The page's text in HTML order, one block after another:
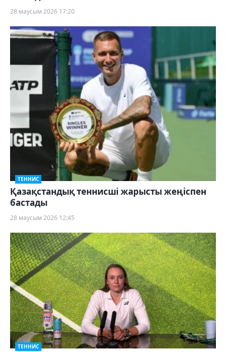
28 маусым 2026 17:20
ТЕННИС
Қазақстандық теннисші жарысты жеңіспен
бастады
28 маусым 2026 12:45
ТЕННИС